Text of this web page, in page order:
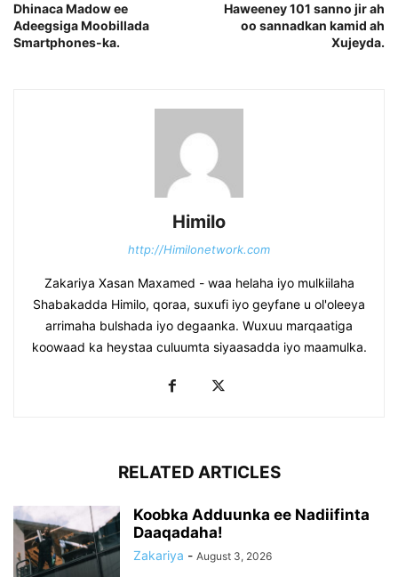
Dhinaca Madow ee
Adeegsiga Moobillada
Smartphones-ka.
Haweeney 101 sanno jir ah
oo sannadkan kamid ah
Xujeyda.
Himilo
http://Himilonetwork.com
Zakariya Xasan Maxamed - waa helaha iyo mulkiilaha
Shabakadda Himilo, qoraa, suxufi iyo geyfane u ol'oleeya
arrimaha bulshada iyo degaanka. Wuxuu marqaatiga
koowaad ka heystaa culuumta siyaasadda iyo maamulka.
RELATED ARTICLES
Koobka Adduunka ee Nadiifinta
Daaqadaha!
Zakariya - August 3, 2026